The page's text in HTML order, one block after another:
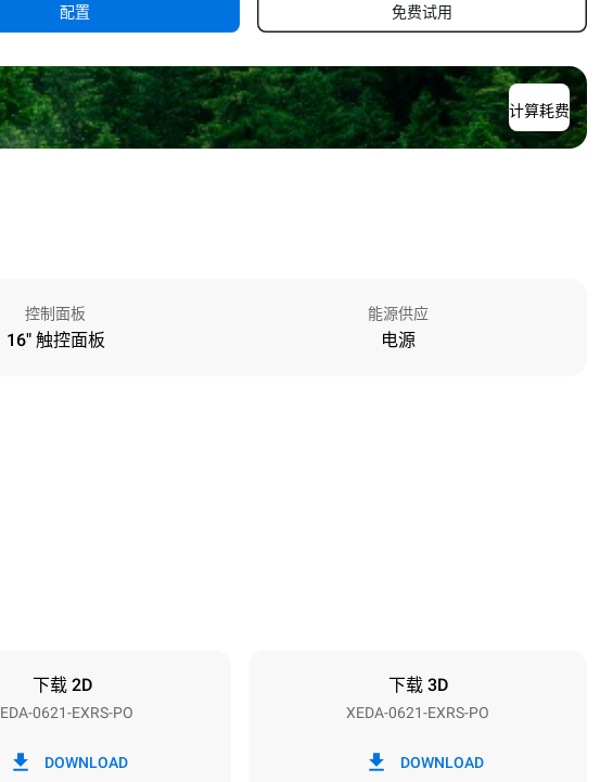
配置 免费试用
计算耗费
控制面板
16" 触控面板
能源供应
电源
下载 2D
0621-EXRS-PO
DOWNLOAD
下载 3D
XEDA-0621-EXRS-PO
DOWNLOAD